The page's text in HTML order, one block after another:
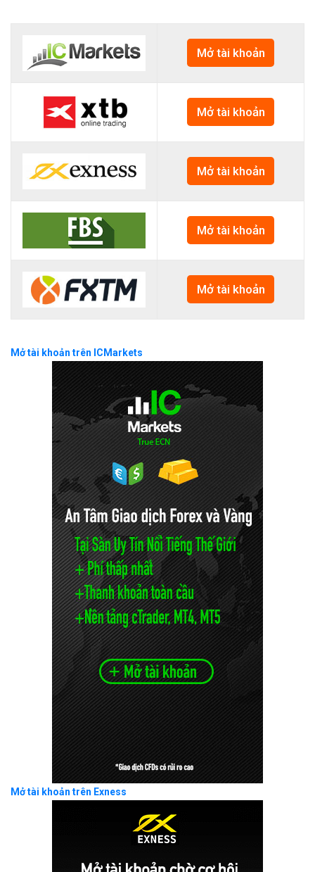
Mở tài khoản
Mở tài khoản
Mở tài khoản
Mở tài khoản
Mở tài khoản
Mở tài khoản trên ICMarkets
Mở tài khoản trên Exness